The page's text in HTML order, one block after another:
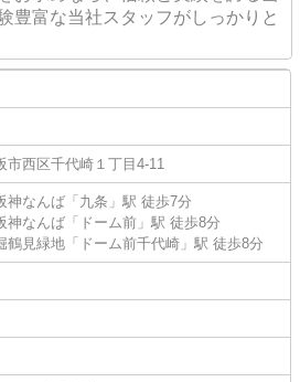
豊富な当社スタッフがしっかりと
市西区千代崎１丁目4-11
神なんば「九条」駅 徒歩7分
神なんば「ドーム前」駅 徒歩8分
鶴見緑地「ドーム前千代崎」駅 徒歩8分